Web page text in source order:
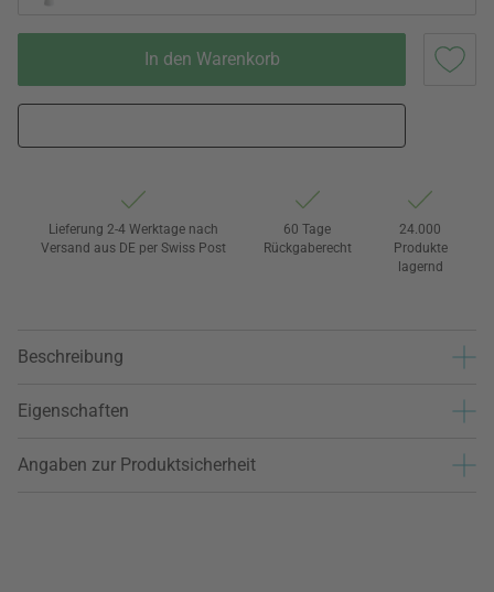
In den Warenkorb
Lieferung 2-4 Werktage nach
Versand aus DE per Swiss Post
60 Tage
Rückgaberecht
24.000
Produkte
lagernd
Beschreibung
Eigenschaften
Angaben zur Produktsicherheit